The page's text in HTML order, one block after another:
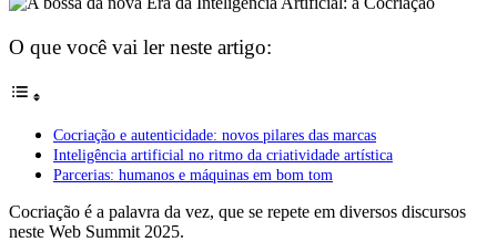
O que você vai ler neste artigo:
Cocriação e autenticidade: novos pilares das marcas
Inteligência artificial no ritmo da criatividade artística
Parcerias: humanos e máquinas em bom tom
Cocriação é a palavra da vez, que se repete em diversos discursos
neste Web Summit 2025.